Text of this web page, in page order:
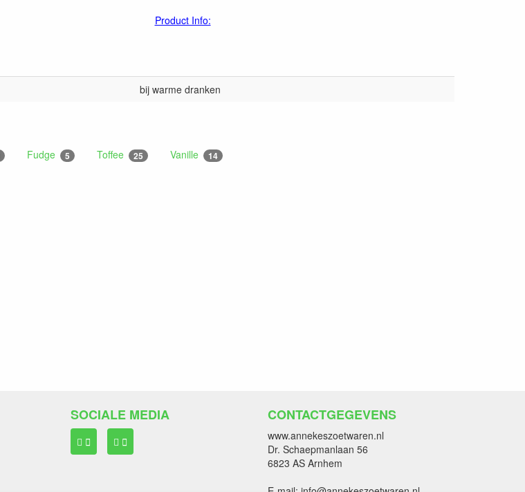
Product Info:
bij warme dranken
Fudge 5 Toffee 25 Vanille 14
SOCIALE MEDIA CONTACTGEGEVENS
www.annekeszoetwaren.nl
Dr. Schaepmanlaan 56
6823 AS Arnhem